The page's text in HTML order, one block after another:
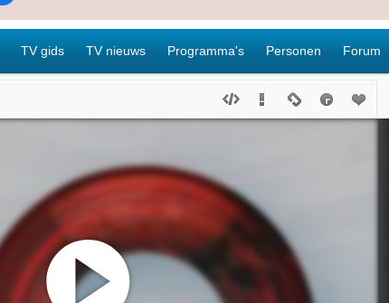
TV gids TV nieuws Programma's Personen Forum